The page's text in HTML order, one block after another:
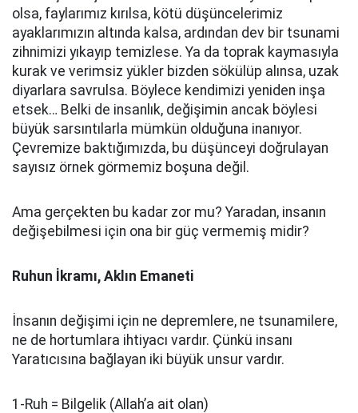
olsa, faylarımız kırılsa, kötü düşüncelerimiz
ayaklarımızın altında kalsa, ardından dev bir tsunami
zihnimizi yıkayıp temizlese. Ya da toprak kaymasıyla
kurak ve verimsiz yükler bizden sökülüp alınsa, uzak
diyarlara savrulsa. Böylece kendimizi yeniden inşa
etsek… Belki de insanlık, değişimin ancak böylesi
büyük sarsıntılarla mümkün olduğuna inanıyor.
Çevremize baktığımızda, bu düşünceyi doğrulayan
sayısız örnek görmemiz boşuna değil.
Ama gerçekten bu kadar zor mu? Yaradan, insanın
değişebilmesi için ona bir güç vermemiş midir?
Ruhun İkramı, Aklın Emaneti
İnsanın değişimi için ne depremlere, ne tsunamilere,
ne de hortumlara ihtiyacı vardır. Çünkü insanı
Yaratıcısına bağlayan iki büyük unsur vardır.
1-Ruh = Bilgelik (Allah’a ait olan)